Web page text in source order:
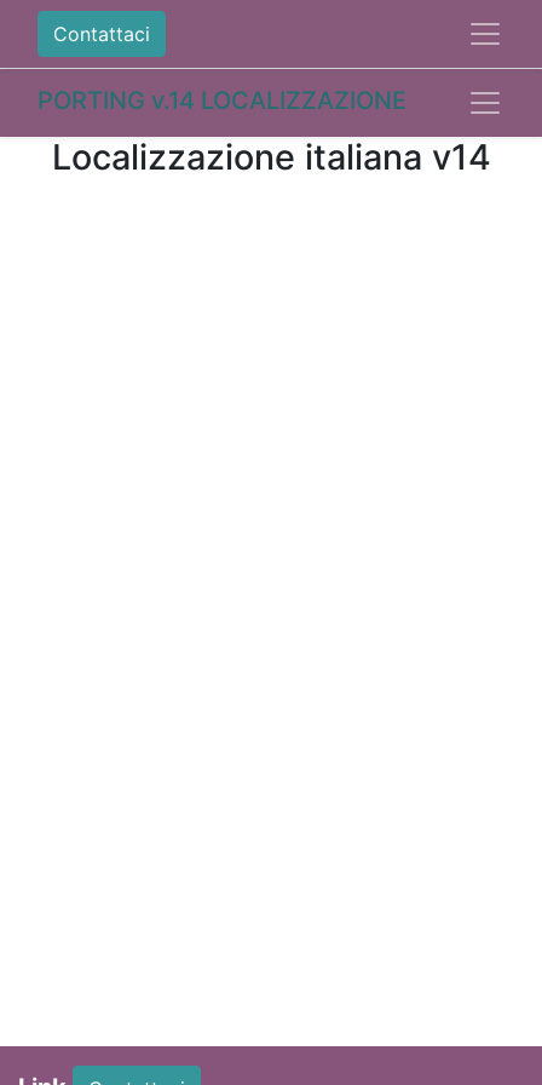
Contattaci
PORTING v.14 LOCALIZZAZIONE
Localizzazione italiana v14